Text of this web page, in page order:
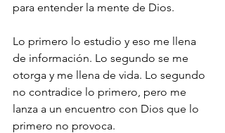
para entender la mente de Dios.
Lo primero lo estudio y eso me llena
de información. Lo segundo se me
otorga y me llena de vida. Lo segundo
no contradice lo primero, pero me
lanza a un encuentro con Dios que lo
primero no provoca.